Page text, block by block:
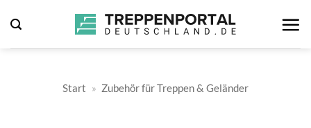
Inhalt
springen
Start » Zubehör für Treppen & Geländer